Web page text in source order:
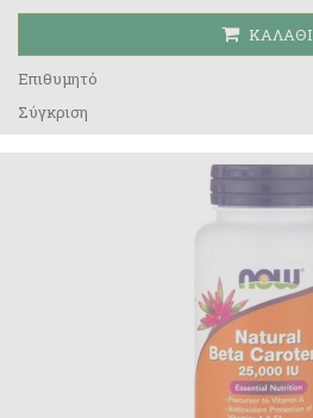
ΚΑΛΆΘΙ
Επιθυμητό
Σύγκριση